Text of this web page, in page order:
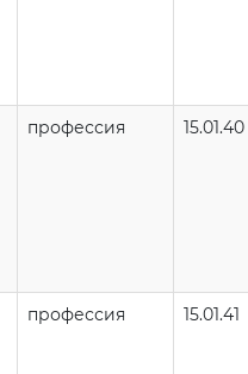
профессия 15.01.40
профессия 15.01.41